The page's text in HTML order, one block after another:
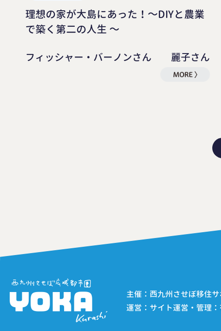
理想の家が大島にあった！～DIYと農業
で築く第二の人生 ～
フィッシャー・バーノンさん 麗子さん
主催：西九州させぼ移住
運営：サイト運営・管理